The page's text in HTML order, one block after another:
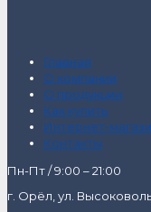
Главная
О компании
О продукции
Как купить
Интернет-
Контакты
Пн-Пт / 9:00 – 21:00
г. Орёл, ул.